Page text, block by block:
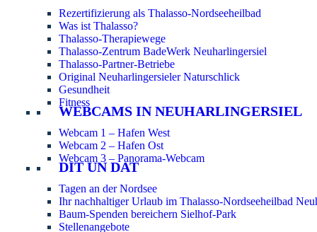
Rezertifizierung als Thalasso-Nordseeheilbad
Was ist Thalasso?
Thalasso-Therapiewege
Thalasso-Zentrum BadeWerk Neuharlingersiel
Thalasso-Partner-Betriebe
Original Neuharlingersieler Naturschlick
Gesundheit
Fitness
WEBCAMS IN NEUHARLINGERSIEL
Webcam 1 – Hafen West
Webcam 2 – Hafen Ost
Webcam 3 – Panorama-Webcam
DIT UN DAT
Tagen an der Nordsee
Ihr nachhaltiger Urlaub im Thalasso-Nordseeheilbad
Baum-Spenden bereichern Sielhof-Park
Stellenangebote